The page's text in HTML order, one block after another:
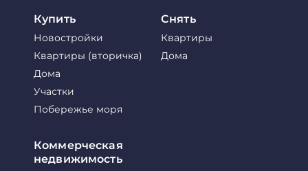
Купить
Новостройки
Квартиры (вторичка)
Дома
Участки
Побережье моря
Снять
Квартиры
Дома
Коммерческая
недвижимость